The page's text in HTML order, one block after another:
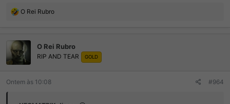
R
õ
e
s
O Rei Rubro
O Rei Rubro
RIP AND TEAR GOLD
Ontem às 10:08 #964